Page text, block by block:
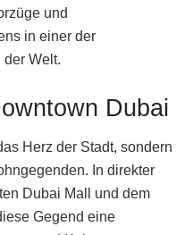
und
in einer der
Welt.
Dubai
Herz der Stadt, sondern
In direkter
Dubai Mall und dem
Gegend eine